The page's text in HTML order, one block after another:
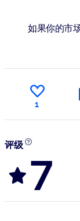
如果你的市
1
评级
7